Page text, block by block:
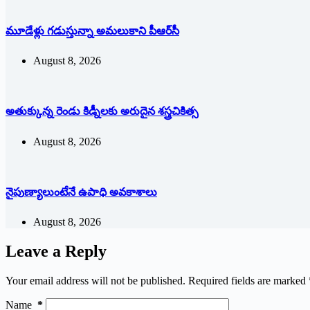
మూడేళ్లు గ‌డుస్తున్నా అమ‌లుకాని పీఆర్‌సీ
August 8, 2026
అతుక్కున్న రెండు కిడ్నీలకు అరుదైన శస్త్రచికిత్స
August 8, 2026
నైపుణ్యాలుంటేనే ఉపాధి అవకాశాలు
August 8, 2026
Leave a Reply
Your email address will not be published. Required fields are marked
Name *